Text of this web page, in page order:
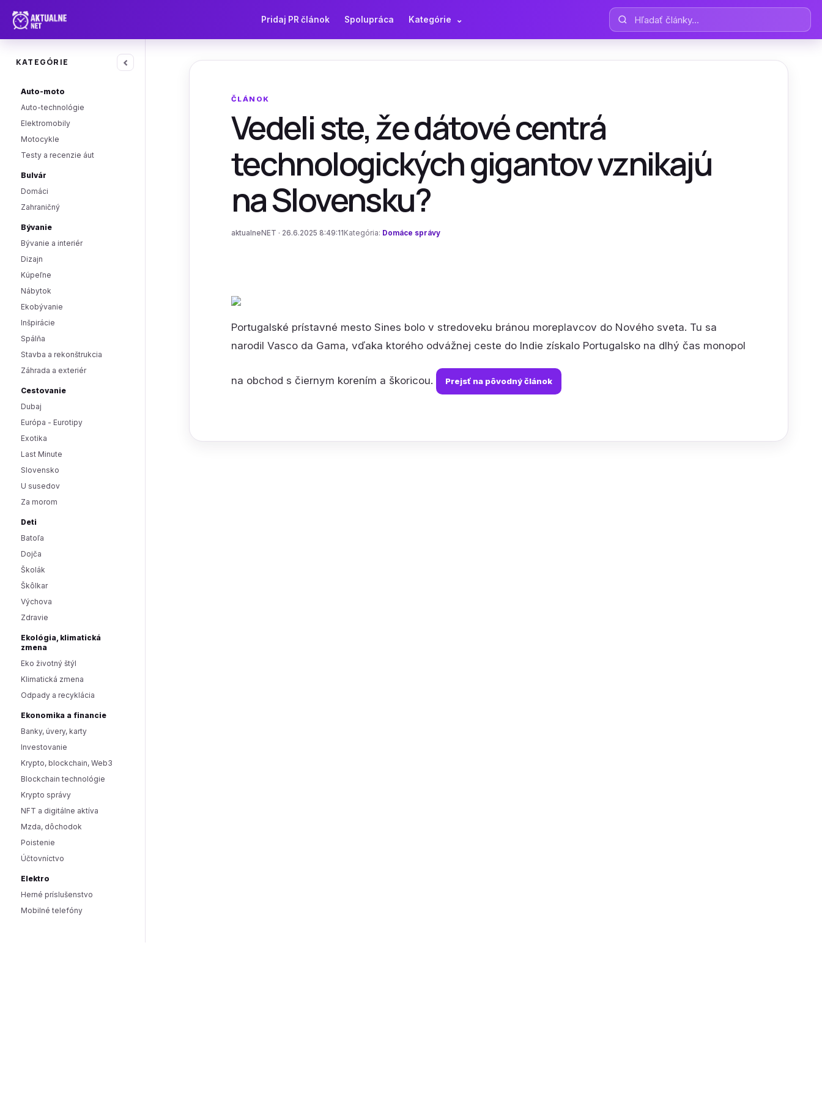
Pridaj PR článok Spolupráca Kategórie ⌄ Hľadať články
KATEGÓRIE ‹
Auto-moto
Auto-technológie
Elektromobily
Motocykle
Testy a recenzie áut
Bulvár
Domáci
Zahraničný
Bývanie
Bývanie a interiér
Dizajn
Kúpeľne
Nábytok
Ekobývanie
Inšpirácie
Spálňa
Stavba a rekonštrukcia
Záhrada a exteriér
Cestovanie
Dubaj
Európa - Eurotipy
Exotika
Last Minute
Slovensko
U susedov
Za morom
Deti
Batoľa
Dojča
Školák
Škôlkar
Výchova
Zdravie
Ekológia, klimatická
zmena
Eko životný štýl
Klimatická zmena
Odpady a recyklácia
Ekonomika a financie
Banky, úvery, karty
Investovanie
Krypto, blockchain, Web3
Blockchain technológie
Krypto správy
NFT a digitálne aktíva
Mzda, dôchodok
Poistenie
Účtovníctvo
Elektro
Herné príslušenstvo
Mobilné telefóny
ČLÁNOK
Vedeli ste, že dátové centrá
technologických gigantov vznikajú
na Slovensku?
aktualneNET · 26.6.2025 8:49:11 Kategória: Domáce správy
Portugalské prístavné mesto Sines bolo v stredoveku bránou moreplavcov do Nového sveta. Tu sa
narodil Vasco da Gama, vďaka ktorého odvážnej ceste do Indie získalo Portugalsko na dlhý čas monopol
na obchod s čiernym korením a škoricou. Prejsť na pôvodný článok